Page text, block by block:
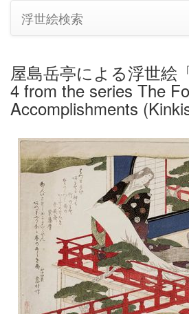
浮世絵検索
屋島岳亭による浮世絵
4 from the series The
Accomplishments